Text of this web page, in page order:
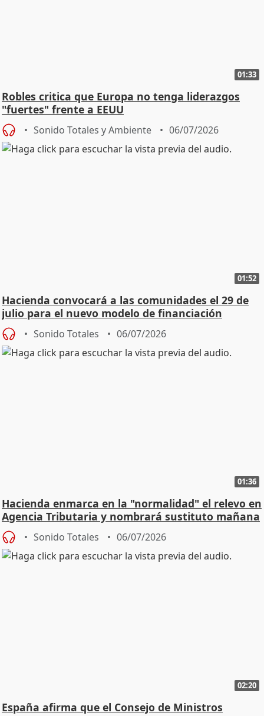
01:33
Robles critica que Europa no tenga liderazgos
"fuertes" frente a EEUU
Sonido Totales y Ambiente 06/07/2026
01:52
Hacienda convocará a las comunidades el 29 de
julio para el nuevo modelo de financiación
Sonido Totales 06/07/2026
01:36
Hacienda enmarca en la "normalidad" el relevo en
Agencia Tributaria y nombrará sustituto mañana
Sonido Totales 06/07/2026
02:20
España afirma que el Consejo de Ministros